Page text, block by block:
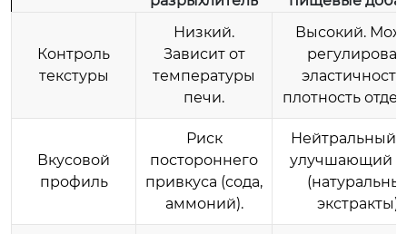
Контроль
текстуры
Низкий.
Зависит от
температуры
печи.
Высокий.
плотность
Вкусовой
профиль
Риск
постороннего
привкуса (сода,
аммоний).
Нейтральный
улучшающий
экстракты).